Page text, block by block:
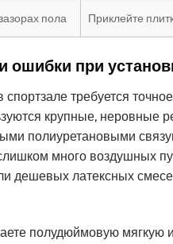
пола Приклейте
ошибки при
требуется
крупные, неровные
полиуретановыми
много воздушных
дешевых латексных
полудюймовую мягкую